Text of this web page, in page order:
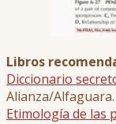
Libros
Diccionario
Alianza/
Etimología de las